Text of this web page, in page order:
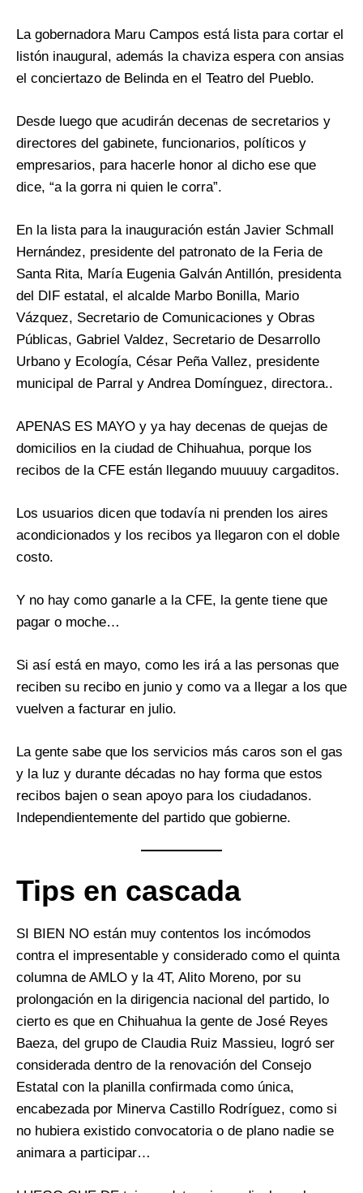
La gobernadora Maru Campos está lista para cortar el
listón inaugural, además la chaviza espera con ansias
el conciertazo de Belinda en el Teatro del Pueblo.
Desde luego que acudirán decenas de secretarios y
directores del gabinete, funcionarios, políticos y
empresarios, para hacerle honor al dicho ese que
dice, “a la gorra ni quien le corra”.
En la lista para la inauguración están Javier Schmall
Hernández, presidente del patronato de la Feria de
Santa Rita, María Eugenia Galván Antillón, presidenta
del DIF estatal, el alcalde Marbo Bonilla, Mario
Vázquez, Secretario de Comunicaciones y Obras
Públicas, Gabriel Valdez, Secretario de Desarrollo
Urbano y Ecología, César Peña Vallez, presidente
municipal de Parral y Andrea Domínguez, directora..
APENAS ES MAYO y ya hay decenas de quejas de
domicilios en la ciudad de Chihuahua, porque los
recibos de la CFE están llegando muuuuy cargaditos.
Los usuarios dicen que todavía ni prenden los aires
acondicionados y los recibos ya llegaron con el doble
costo.
Y no hay como ganarle a la CFE, la gente tiene que
pagar o moche…
Si así está en mayo, como les irá a las personas que
reciben su recibo en junio y como va a llegar a los que
vuelven a facturar en julio.
La gente sabe que los servicios más caros son el gas
y la luz y durante décadas no hay forma que estos
recibos bajen o sean apoyo para los ciudadanos.
Independientemente del partido que gobierne.
Tips en cascada
SI BIEN NO están muy contentos los incómodos
contra el impresentable y considerado como el quinta
columna de AMLO y la 4T, Alito Moreno, por su
prolongación en la dirigencia nacional del partido, lo
cierto es que en Chihuahua la gente de José Reyes
Baeza, del grupo de Claudia Ruiz Massieu, logró ser
considerada dentro de la renovación del Consejo
Estatal con la planilla confirmada como única,
encabezada por Minerva Castillo Rodríguez, como si
no hubiera existido convocatoria o de plano nadie se
animara a participar…